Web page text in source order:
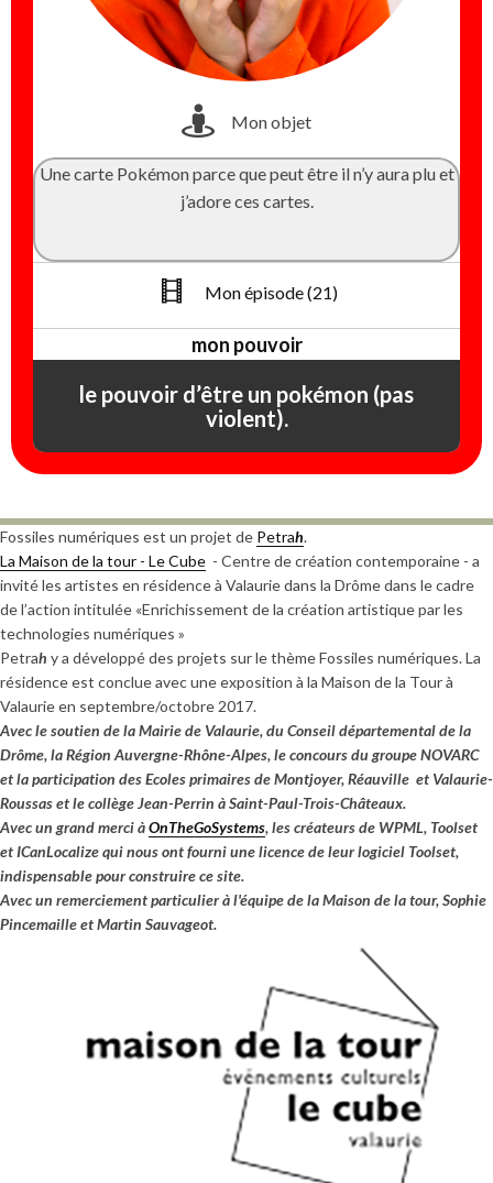
Mon objet
Une carte Pokémon parce que peut être il n’y aura plu et
j’adore ces cartes.
Mon épisode (21)
mon pouvoir
le pouvoir d’être un pokémon (pas
violent).
Fossiles numériques est un projet de Petrah.
La Maison de la tour - Le Cube - Centre de création contemporaine - a
invité les artistes en résidence à Valaurie dans la Drôme dans le cadre
de l’action intitulée «Enrichissement de la création artistique par les
technologies numériques »
Petrah y a développé des projets sur le thème Fossiles numériques. La
résidence est conclue avec une exposition à la Maison de la Tour à
Valaurie en septembre/octobre 2017.
Avec le soutien de la Mairie de Valaurie, du Conseil départemental de la
Drôme, la Région Auvergne-Rhône-Alpes, le concours du groupe NOVARC
et la participation des Ecoles primaires de Montjoyer, Réauville et Valaurie-
Roussas et le collège Jean-Perrin à Saint-Paul-Trois-Châteaux.
Avec un grand merci àOnTheGoSystems, les créateurs de WPML, Toolset
et ICanLocalize qui nous ont fourni une licence de leur logiciel Toolset,
indispensable pour construire ce site.
Avec un remerciement particulier à l'équipe de la Maison de la tour, Sophie
Pincemaille et Martin Sauvageot.